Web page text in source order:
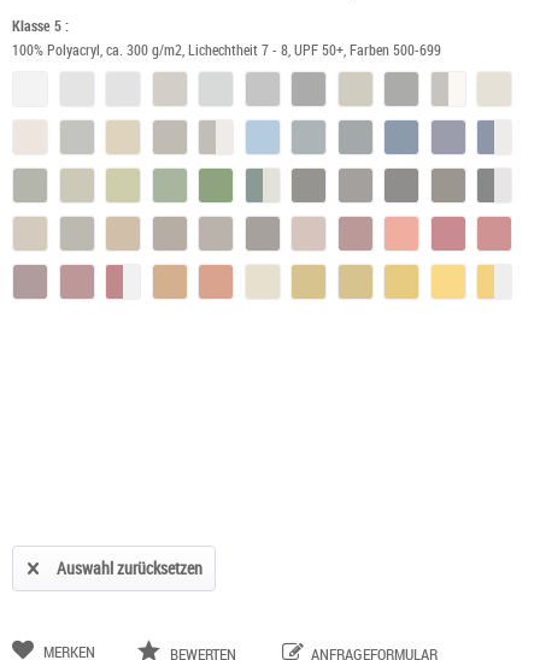
Klasse 5 :
100% Polyacryl, ca. 300 g/m2, Lichechtheit 7 - 8, UPF 50+, Farben 500-699
Auswahl zurücksetzen
MERKEN BEWERTEN ANFRAGEFORMULAR